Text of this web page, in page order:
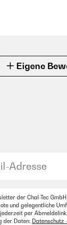
Eigene
der Chal-Tec
und gelegentliche
per
der Daten: Datenschutz